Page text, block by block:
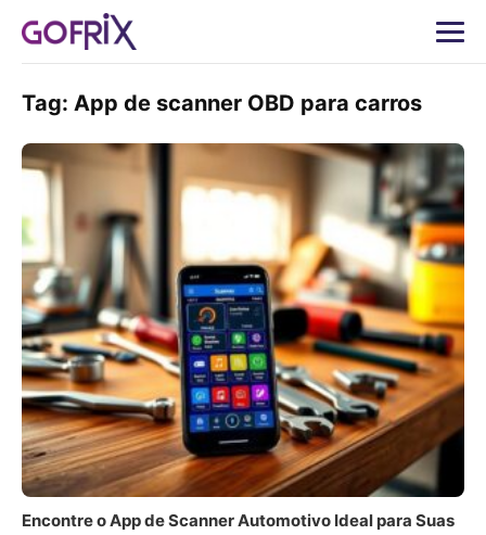
Tag: App de scanner OBD para carros
Encontre o App de Scanner Automotivo Ideal para Suas